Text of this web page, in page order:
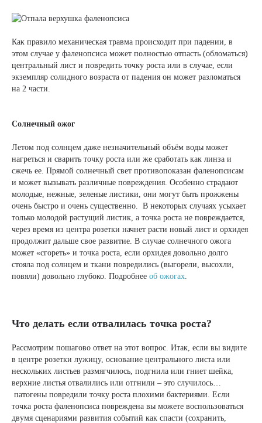
Как правило механическая травма происходит при падении, в
этом случае у фаленопсиса может полностью отпасть (обломаться)
центральный лист и повредить точку роста или в случае, если
экземпляр солидного возраста от падения он может разломаться
на 2 части.
Солнечный ожог
Летом под солнцем даже незначительный объём воды может
нагреться и сварить точку роста или же сработать как линза и
сжечь ее. Прямой солнечный свет противопоказан фаленопсисам
и может вызывать различные повреждения. Особенно страдают
молодые, нежные, зеленые листики, они могут быть прожжены
очень быстро и очень существенно. В некоторых случаях усыхает
только молодой растущий листик, а точка роста не повреждается,
через время из центра розетки начнет расти новый лист и орхидея
продолжит дальше свое развитие. В случае солнечного ожога
может «сгореть» и точка роста, если орхидея довольно долго
стояла под солнцем и ткани повредились (выгорели, высохли,
повяли) довольно глубоко. Подробнее об ожогах.
Что делать если отвалилась точка роста?
Рассмотрим пошагово ответ на этот вопрос. Итак, если вы видите
в центре розетки лужицу, основание центрального листа или
нескольких листьев размягчилось, подгнила или гниет шейка,
верхние листья отвалились или отгнили – это случилось…
патогены повредили точку роста плохими бактериями. Если
точка роста фаленопсиса повреждена вы можете воспользоваться
двумя сценариями развития событий как спасти (сохранить,